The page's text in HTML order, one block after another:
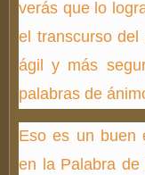
verás que lo
el transcurso
ágil y más
palabras de
Eso es un buen
en la Palabra